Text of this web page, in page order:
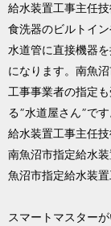
給水装置工事主任
食洗器のビルトイン
水道管に直接機器
になります。南魚
工事事業者の指定
る”水道屋さん”です
給水装置工事主任
南魚沼市指定給水
魚沼市指定給水装
スマートマスター